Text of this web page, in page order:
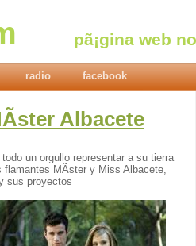
pã¡gina web
radio facebook
Albacete
un orgullo representar a su tierra
flamantes MÃ­ster y Miss Albacete,
sus proyectos